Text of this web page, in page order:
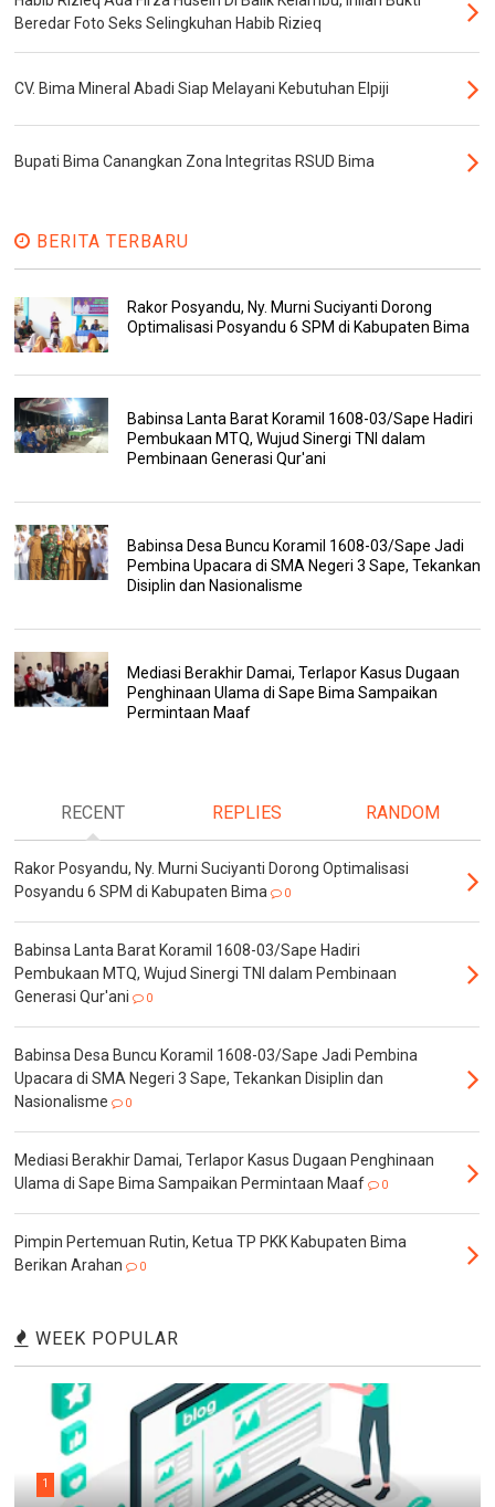
Beredar Foto Seks Selingkuhan Habib Rizieq
CV. Bima Mineral Abadi Siap Melayani Kebutuhan Elpiji
Bupati Bima Canangkan Zona Integritas RSUD Bima
BERITA TERBARU
Rakor Posyandu, Ny. Murni Suciyanti Dorong
Optimalisasi Posyandu 6 SPM di Kabupaten Bima
Babinsa Lanta Barat Koramil 1608-03/Sape Hadiri
Pembukaan MTQ, Wujud Sinergi TNI dalam
Pembinaan Generasi Qur'ani
Babinsa Desa Buncu Koramil 1608-03/Sape Jadi
Pembina Upacara di SMA Negeri 3 Sape, Tekankan
Disiplin dan Nasionalisme
Mediasi Berakhir Damai, Terlapor Kasus Dugaan
Penghinaan Ulama di Sape Bima Sampaikan
Permintaan Maaf
RECENT REPLIES RANDOM
Rakor Posyandu, Ny. Murni Suciyanti Dorong Optimalisasi
Posyandu 6 SPM di Kabupaten Bima
0
Babinsa Lanta Barat Koramil 1608-03/Sape Hadiri
Pembukaan MTQ, Wujud Sinergi TNI dalam Pembinaan
Generasi Qur'ani
0
Babinsa Desa Buncu Koramil 1608-03/Sape Jadi Pembina
Upacara di SMA Negeri 3 Sape, Tekankan Disiplin dan
Nasionalisme
0
Mediasi Berakhir Damai, Terlapor Kasus Dugaan Penghinaan
Ulama di Sape Bima Sampaikan Permintaan Maaf
0
Pimpin Pertemuan Rutin, Ketua TP PKK Kabupaten Bima
Berikan Arahan
0
WEEK POPULAR
1